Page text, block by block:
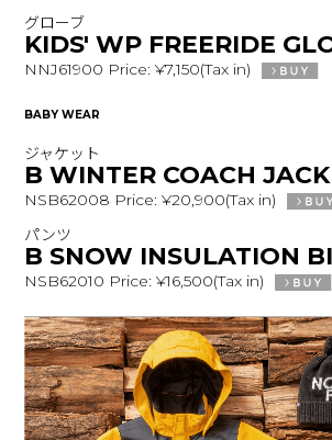
グローブ
KIDS' WP FREERIDE
NNJ61900 Price: ¥7,150(Tax in)
BABY WEAR
ジャケット
B WINTER COACH
NSB62008 Price: ¥20,900(Tax in)
パンツ
B SNOW INSULATION
NSB62010 Price: ¥16,500(Tax in)